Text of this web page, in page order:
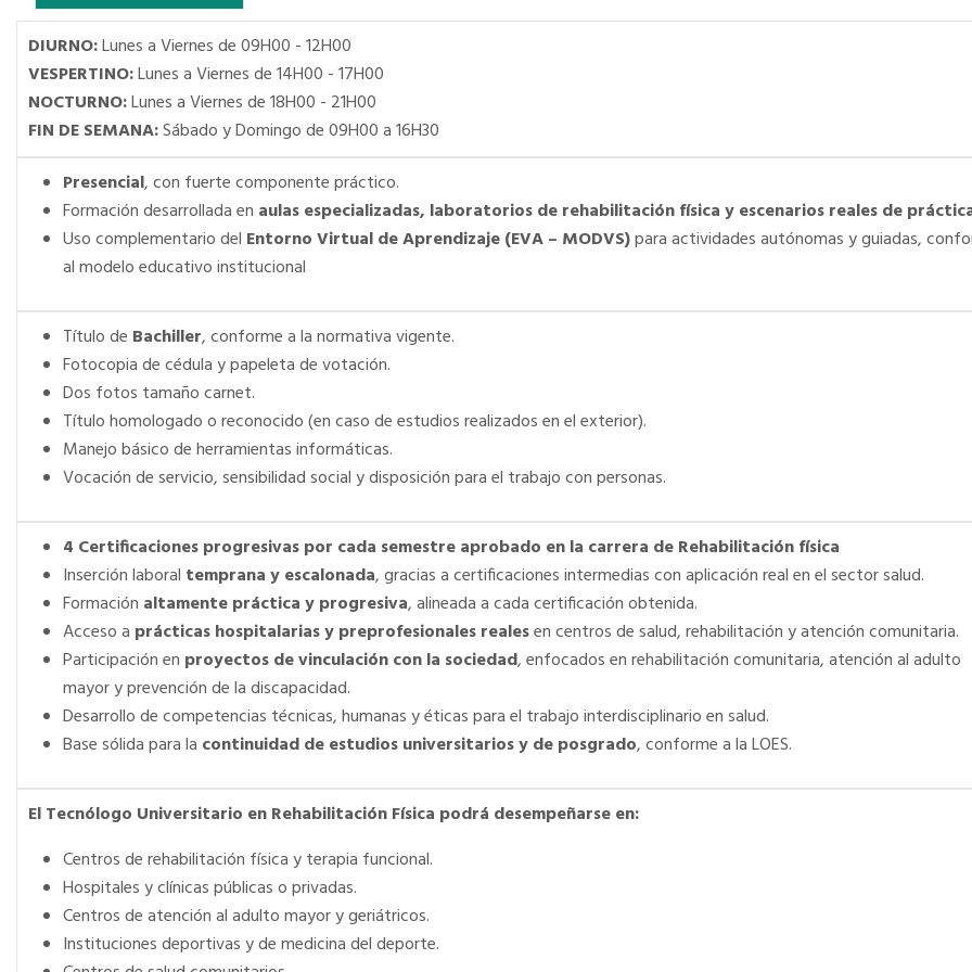
DIURNO:Lunes a Viernes de 09H00 - 12H00
VESPERTINO:Lunes a Viernes de 14H00 - 17H00
NOCTURNO:Lunes a Viernes de 18H00 - 21H00
FIN DE SEMANA:Sábado y Domingo de 09H00 a 16H30
Presencial, con fuerte componente práctico.
Formación desarrollada en aulas especializadas, laboratorios de rehabilitación física y escenarios reales de
Uso complementario del Entorno Virtual de Aprendizaje (EVA – MODVS)para actividades autónomas y guiadas,
al modelo educativo institucional
Título de Bachiller, conforme a la normativa vigente.
Fotocopia de cédula y papeleta de votación.
Dos fotos tamaño carnet.
Título homologado o reconocido (en caso de estudios realizados en el exterior).
Manejo básico de herramientas informáticas.
Vocación de servicio, sensibilidad social y disposición para el trabajo con personas.
4 Certificaciones progresivas por cada semestre aprobado en la carrera de Rehabilitación física
Inserción laboral temprana y escalonada, gracias a certificaciones intermedias con aplicación real en el sector salud.
Formación altamente práctica y progresiva, alineada a cada certificación obtenida.
Acceso a prácticas hospitalarias y preprofesionales realesen centros de salud, rehabilitación y atención comunitaria.
Participación en proyectos de vinculación con la sociedad, enfocados en rehabilitación comunitaria, atención al adulto
mayor y prevención de la discapacidad.
Desarrollo de competencias técnicas, humanas y éticas para el trabajo interdisciplinario en salud.
Base sólida para la continuidad de estudios universitarios y de posgrado, conforme a la LOES.
El Tecnólogo Universitario en Rehabilitación Física podrá desempeñarse en:
Centros de rehabilitación física y terapia funcional.
Hospitales y clínicas públicas o privadas.
Centros de atención al adulto mayor y geriátricos.
Instituciones deportivas y de medicina del deporte.